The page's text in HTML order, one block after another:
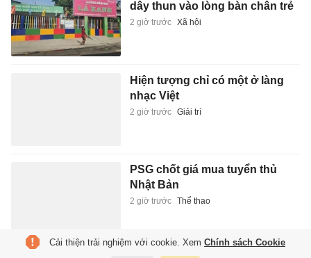
2 giờ trước Giải trí
PSG chốt giá mua tuyển thủ
Nhật Bản
2 giờ trước Thể thao
Trà trong 'đại trà' nghĩa là gì?
2 giờ trước Xuất bản
Giới siêu giàu Mỹ đổ xô săn 'thị
Cải thiện trải nghiệm với cookie. Xem Chính sách Cookie